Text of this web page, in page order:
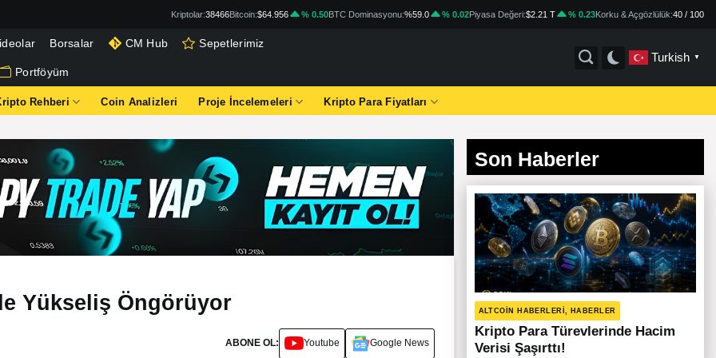
Kriptolar:38466Bitcoin:$64.956 % 0.50BTC Dominasyonu:%59.0 % 0.02Piyasa Değeri:$2.21 T % 0.23Korku & Açgözlülük:40 / 100
Borsalar CM Hub Sepetlerimiz
Portföyüm
Turkish ▼
Rehberi Coin Analizleri Proje İncelemeleri Kripto Para Fiyatları
Yükseliş Öngörüyor
ABONE OL: Youtube Google News
Son Haberler
ALTCOIN HABERLERI, HABERLER
Kripto Para Türevlerinde Hacim
Verisi Şaşırttı!